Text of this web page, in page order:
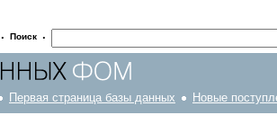
· Поиск ·
Первая страница базы данных Новые